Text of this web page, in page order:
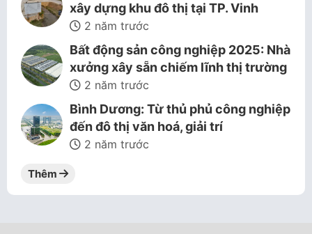
xây dựng khu đô thị tại TP. Vinh
2 năm trước
Bất động sản công nghiệp 2025: Nhà
xưởng xây sẵn chiếm lĩnh thị trường
2 năm trước
Bình Dương: Từ thủ phủ công nghiệp
đến đô thị văn hoá, giải trí
2 năm trước
Thêm